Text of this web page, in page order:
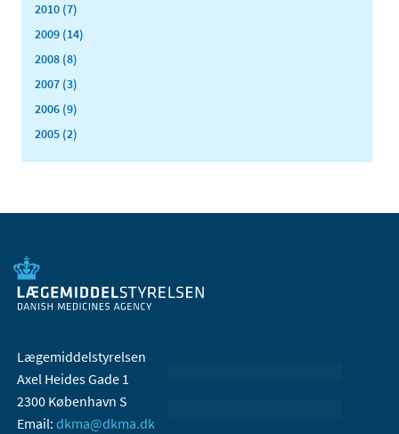
2010 (7)
2009 (14)
2008 (8)
2007 (3)
2006 (9)
2005 (2)
Lægemiddelstyrelsen
Axel Heides Gade 1
2300 København S
Email: dkma@dkma.dk